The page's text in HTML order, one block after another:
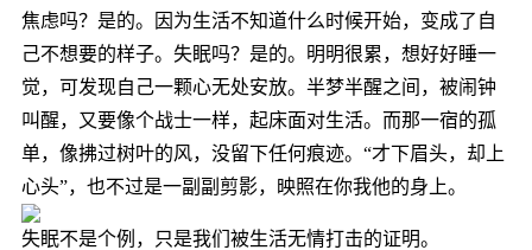
焦虑吗？是的。因为生活不知道什么时候开始，变成了自
己不想要的样子。失眠吗？是的。明明很累，想好好睡一
觉，可发现自己一颗心无处安放。半梦半醒之间，被闹钟
叫醒，又要像个战士一样，起床面对生活。而那一宿的孤
单，像拂过树叶的风，没留下任何痕迹。“才下眉头，却上
心头”，也不过是一副副剪影，映照在你我他的身上。
失眠不是个例，只是我们被生活无情打击的证明。